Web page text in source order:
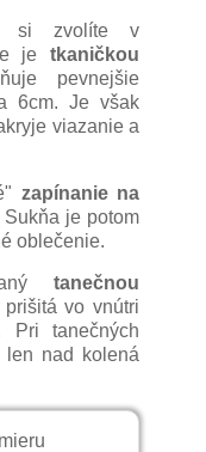
si zvolíte v
je tkaničkou
pevnejšie
6cm. Je však
viazanie a
zapínanie na
je potom
oblečenie.
tanečnou
vo vnútri
tanečných
len nad kolená